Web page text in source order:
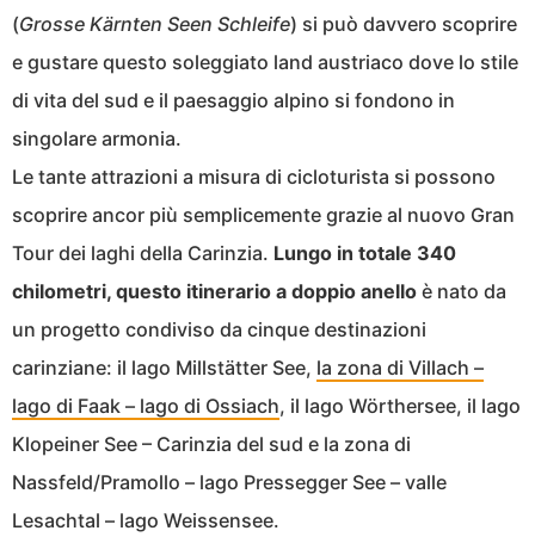
(Grosse Kärnten Seen Schleife) si può davvero scoprire
e gustare questo soleggiato land austriaco dove lo stile
di vita del sud e il paesaggio alpino si fondono in
singolare armonia.
Le tante attrazioni a misura di cicloturista si possono
scoprire ancor più semplicemente grazie al nuovo Gran
Tour dei laghi della Carinzia. Lungo in totale 340
chilometri, questo itinerario a doppio anello è nato da
un progetto condiviso da cinque destinazioni
carinziane: il lago Millstätter See, la zona di Villach –
lago di Faak – lago di Ossiach, il lago Wörthersee, il lago
Klopeiner See – Carinzia del sud e la zona di
Nassfeld/Pramollo – lago Pressegger See – valle
Lesachtal – lago Weissensee.